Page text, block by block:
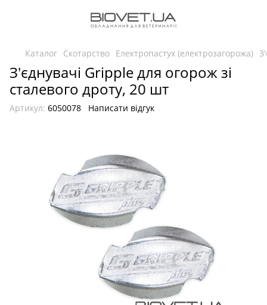
Каталог Скотарство Електропастух (електрозагорожа)
З'єднувачі Gripple для огорож зі
сталевого дроту, 20 шт
Артикул: 6050078 Написати відгук